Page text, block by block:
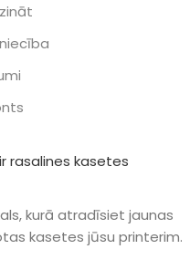
kurā atradīsiet jaunas
kasetes jūsu printerim.